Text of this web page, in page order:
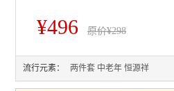
¥496 原价¥298
流行元素： 两件套 中老年 恒源祥